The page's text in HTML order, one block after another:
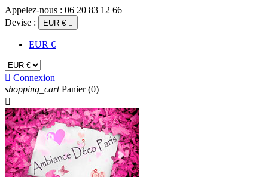
Appelez-nous : 06 20 83 12 66
Devise :
EUR € 
EUR €
 Connexion
shopping_cart Panier (0)
